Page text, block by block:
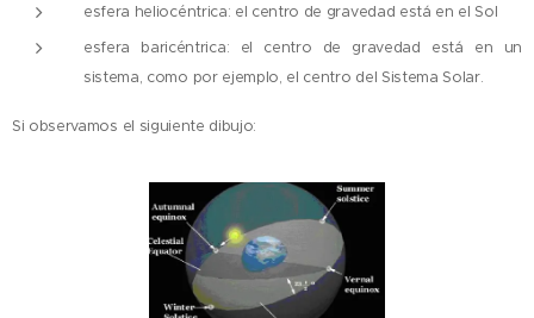
esfera heliocéntrica: el centro de gravedad está en el Sol
esfera baricéntrica: el centro de gravedad está en un
sistema, como por ejemplo, el centro del Sistema Solar.
Si observamos el siguiente dibujo: